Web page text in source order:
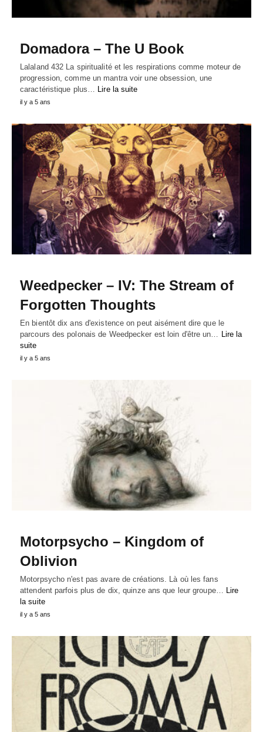
Domadora – The U Book
Lalaland 432 La spiritualité et les respirations comme moteur de
progression, comme un mantra voir une obsession, une
caractéristique plus… Lire la suite
il y a 5 ans
Weedpecker – IV: The Stream of
Forgotten Thoughts
En bientôt dix ans d'existence on peut aisément dire que le
parcours des polonais de Weedpecker est loin d'être un…
Lire la
suite
il y a 5 ans
Motorpsycho – Kingdom of
Oblivion
Motorpsycho n'est pas avare de créations. Là où les fans
attendent parfois plus de dix, quinze ans que leur groupe… Lire
la suite
il y a 5 ans